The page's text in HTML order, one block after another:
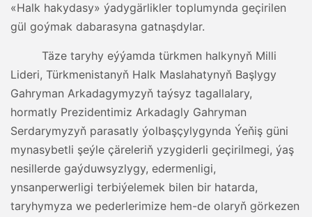
«Halk hakydasy» ýadygärlikler toplumynda geçirilen
gül goýmak dabarasyna gatnaşdylar.
Täze taryhy eýýamda türkmen halkynyň Milli
Lideri, Türkmenistanyň Halk Maslahatynyň Başlygy
Gahryman Arkadagymyzyň taýsyz tagallalary,
hormatly Prezidentimiz Arkadagly Gahryman
Serdarymyzyň parasatly ýolbaşçylygynda Ýeňiş güni
mynasybetli şeýle çäreleriň yzygiderli geçirilmegi, ýaş
nesillerde gaýduwsyzlygy, edermenligi,
ynsanperwerligi terbiýelemek bilen bir hatarda,
taryhymyza we pederlerimize hem-de olaryň görkezen